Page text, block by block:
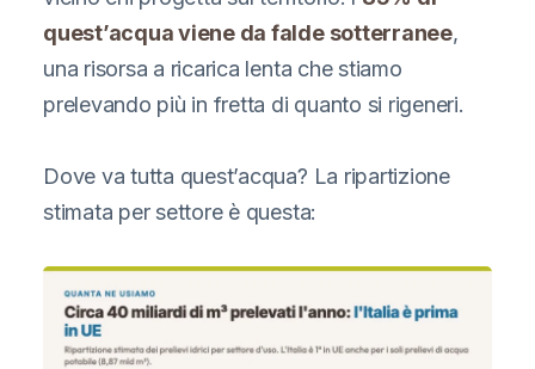
quest’acqua viene da falde sotterranee,
una risorsa a ricarica lenta che stiamo
prelevando più in fretta di quanto si rigeneri.
Dove va tutta quest’acqua? La ripartizione
stimata per settore è questa: